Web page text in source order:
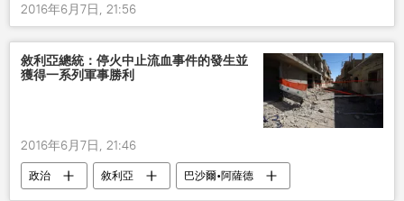
2016年6月7日, 21:56
敘利亞總統：停火中止流血事件的發生並
獲得一系列軍事勝利
2016年6月7日, 21:46
政治 敘利亞
巴沙爾•阿薩德